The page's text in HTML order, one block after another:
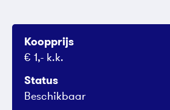
Koopprijs
€ 1,- k.k.
Status
Beschikbaar